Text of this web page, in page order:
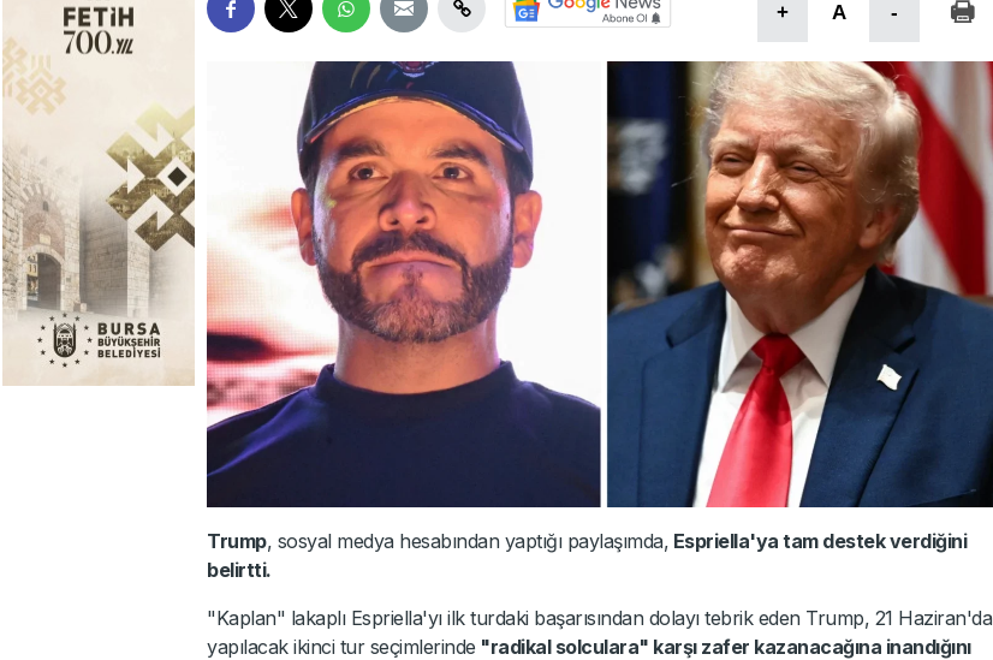
+ A -
Trump, sosyal medya hesabından yaptığı paylaşımda, Espriella'ya tam destek verdiğini
belirtti.
"Kaplan" lakaplı Espriella'yı ilk turdaki başarısından dolayı tebrik eden Trump, 21 Haziran'da
yapılacak ikinci tur seçimlerinde "radikal solculara" karşı zafer kazanacağına inandığını